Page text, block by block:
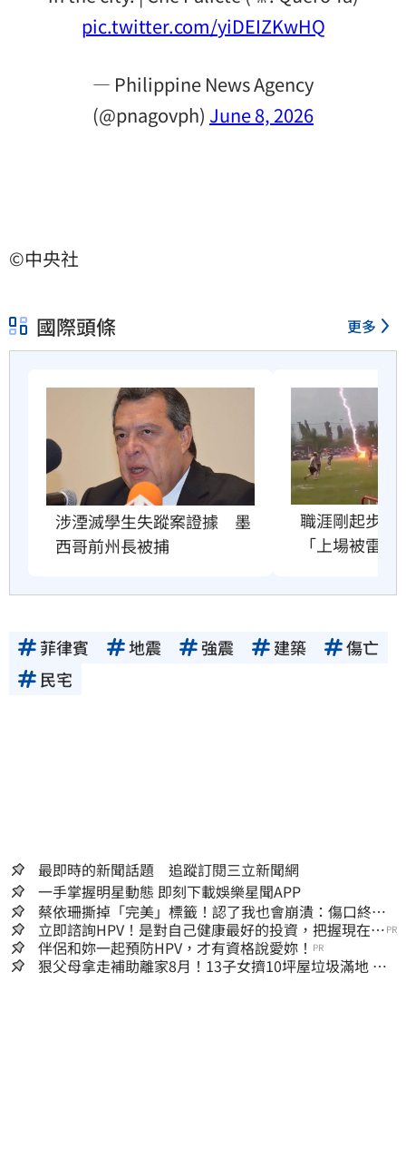
pic.twitter.com/yiDEIZKwHQ
— Philippine News Agency
(@pnagovph) June 8, 2026
©中央社
國際頭條 更多
涉湮滅學生失蹤案證據　墨
西哥前州長被捕
職涯剛起步　
「上場被雷劈
菲律賓 地震 強震 建築
傷亡
民宅
最即時的新聞話題 追蹤訂閱三立新聞網
一手掌握明星動態 即刻下載娛樂星聞APP
蔡依珊撕掉「完美」標籤！認了我也會崩潰：傷口終究
會癒合
立即諮詢HPV！是對自己健康最好的投資，把握現在不
嫌晚！
PR
伴侶和妳一起預防HPV，才有資格說愛妳！ PR
狠父母拿走補助離家8月！13子女擠10坪屋垃圾滿地 驚